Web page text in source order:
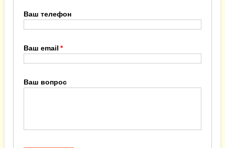
Ваш телефон
Ваш email
Ваш вопрос